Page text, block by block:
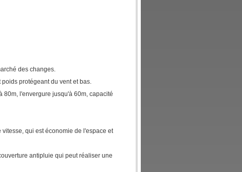
des changes.
protégeant du vent et bas.
l'envergure jusqu'à 60m, capacité
qui est économie de l'espace et
antipluie qui peut réaliser une